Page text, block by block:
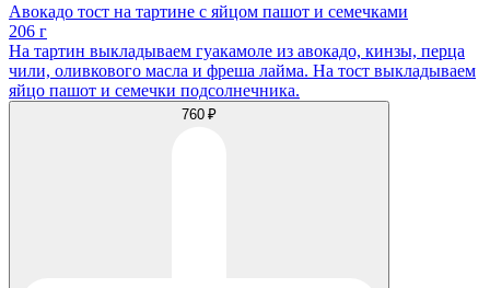
Авокадо тост на тартине с яйцом пашот и семечками
206 г
На тартин выкладываем гуакамоле из авокадо, кинзы, перца
чили, оливкового масла и фреша лайма. На тост выкладываем
яйцо пашот и семечки подсолнечника.
760 ₽